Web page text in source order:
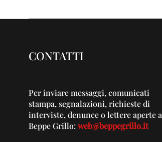
CONTATTI
Per inviare messaggi, comunicati
stampa, segnalazioni, richieste di
interviste, denunce o lettere aperte a
Beppe Grillo:web@beppegrillo.it